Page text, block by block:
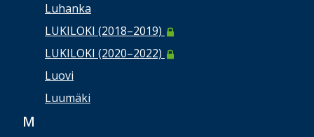
Luhanka
LUKILOKI (2018–2019)
LUKILOKI (2020–2022)
Luovi
Luumäki
M